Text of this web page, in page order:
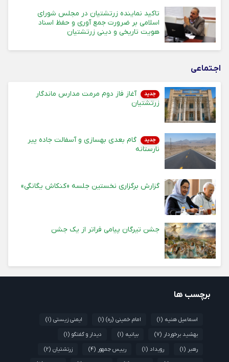
تاکید نماینده زرتشتیان در مجلس شورای
اسلامی بر ضرورت جمع آوری و حفظ اسناد
هویت تاریخی و دینی زرتشتیان
اجـتماعی
جدید
آغاز فاز دوم مرمت مدارس ماندگار
زرتشتیان
جدید
گام بعدی بهسازی و آسفالت جاده پیر
نارستانه
گزارش برگزاری نخستین جلسه «کنکاش یگانگی»
جشن تیرگان پیامی فراتر از یک جشن
برچسب ها
اسماعیل هنیه (1) امام خمینی (ره) (1) ایمنی زیستی (1)
بهشید برخوردار (7) بیانیه (1) دیدار و گفتگو (1)
رهبر (1) رویداد (1) رییس جمهور (4) زرتشتیان (2)